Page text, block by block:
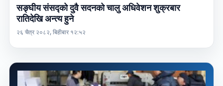
सङ्घीय संसद्को दुवै सदनको चालु अधिवेशन शुक्रबार
रातिदेखि अन्त्य हुने
२६ चैत्र २०८२, बिहीबार १२:५२